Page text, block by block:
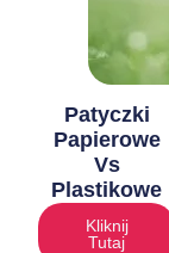
Patyczki
Papierowe
Vs
Plastikowe
Kliknij
Tutaj